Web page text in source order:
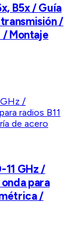
B5x / Guía
/
/ Montaje
GHz /
para
/